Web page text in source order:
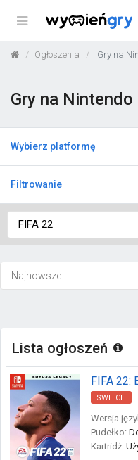
Menu
Ogłoszenia Gry na
Gry na
Wybierz platformę
Filtrowanie
Lista ogłoszeń
FIFA 22:
SWITCH
Wersja
Pudełko:
Kartridż: